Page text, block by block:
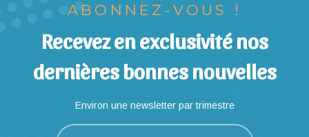
ABONNEZ-VOUS !
Recevez en exclusivité nos
dernières bonnes nouvelles
Environ une newsletter par trimestre